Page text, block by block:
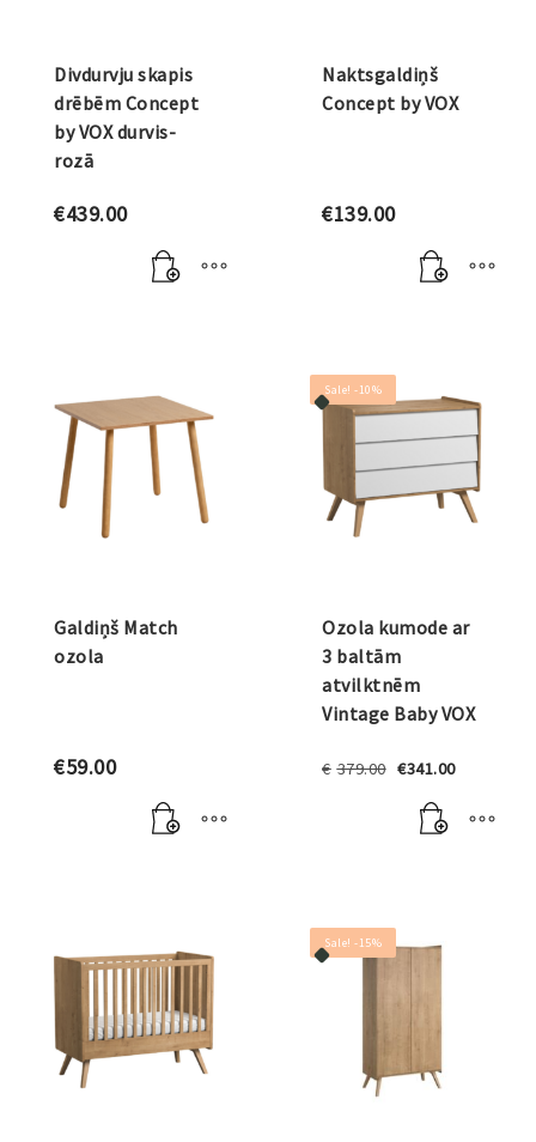
VOX AKSESUĀRI
Divdurvju skapis
drēbēm Concept
by VOX durvis-
rozā
€439.00
Naktsgaldiņš
Concept by VOX
€139.00
Galdiņš Match
ozola
€59.00
Sale! -10%
Ozola kumode ar
3 baltām
atvilktnēm
Vintage Baby VOX
€ 379.00 Original
was:
€379.00.
€341.00Current
is:
€341.00.
Sale! -15%